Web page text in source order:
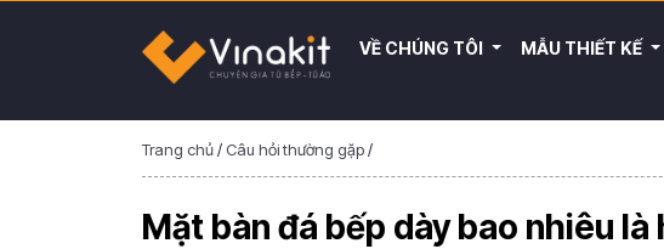
VỀ CHÚNG TÔI MẪU THIẾT KẾ
Trang chủ/ Câu hỏi thường gặp/
Mặt bàn đá bếp dày bao nhiêu là